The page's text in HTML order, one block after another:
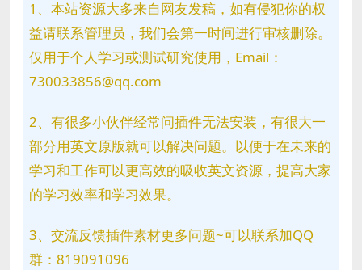
1、本站资源大多来自网友发稿，如有侵犯你的权
益请联系管理员，我们会第一时间进行审核删除。
仅用于个人学习或测试研究使用，Email：
730033856@qq.com
2、有很多小伙伴经常问插件无法安装，有很大一
部分用英文原版就可以解决问题。以便于在未来的
学习和工作可以更高效的吸收英文资源，提高大家
的学习效率和学习效果。
3、交流反馈插件素材更多问题~可以联系加QQ
群：819091096